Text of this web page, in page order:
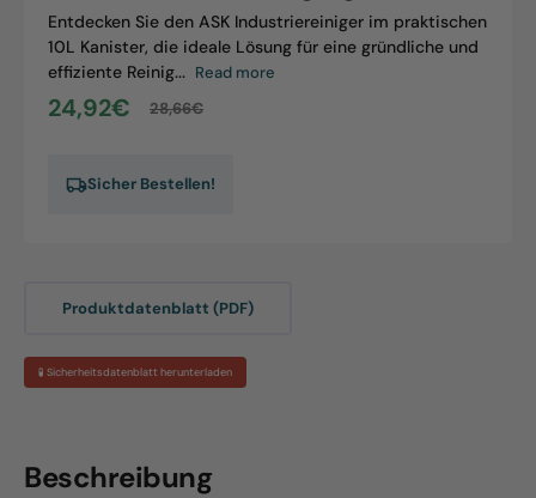
Beschreibung
Entdecken Sie den ASK Industriereiniger im praktischen
10L Kanister, die ideale Lösung für eine gründliche und
effiziente Reinig... Read more
Sale
24,92€
Regular
28,66€
Sicher Bestellen!
Produktdatenblatt (PDF)
🧪 Sicherheitsdatenblatt herunterladen